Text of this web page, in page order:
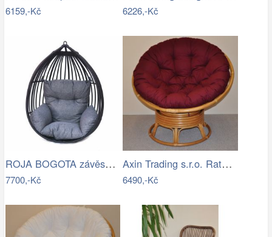
6159,-Kč 6226,-Kč
ROJA BOGOTA závěsné křeslo - bez…
7700,-Kč
Axin Trading s.r.o. Ratanový papasan…
6490,-Kč